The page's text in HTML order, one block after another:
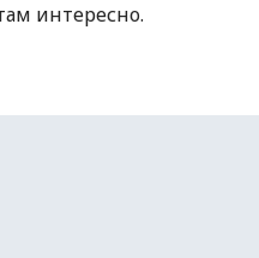
интересно.